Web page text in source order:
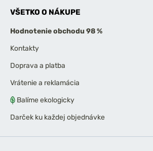
VŠETKO O NÁKUPE
Hodnotenie obchodu 98 %
Kontakty
Doprava a platba
Vrátenie a reklamácia
Balíme ekologicky
Darček ku každej objednávke